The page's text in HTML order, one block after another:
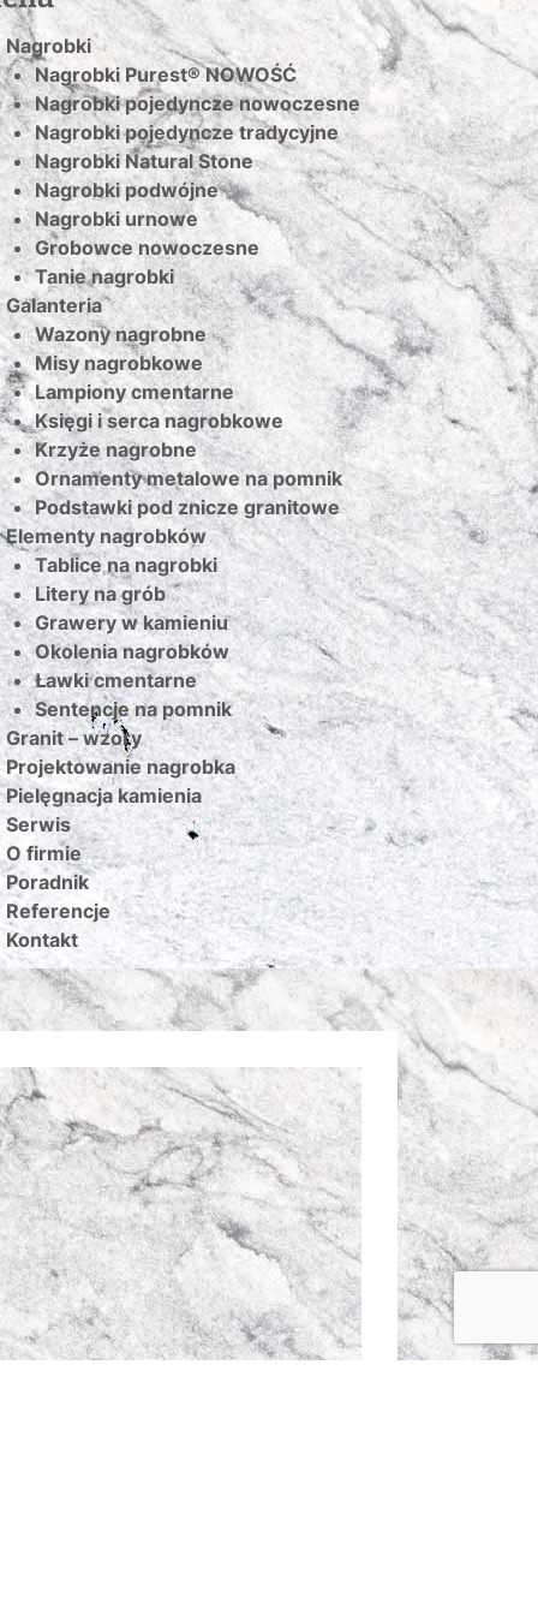
Nagrobki
Nagrobki Purest® NOWOŚĆ
Nagrobki pojedyncze nowoczesne
Nagrobki pojedyncze tradycyjne
Nagrobki Natural Stone
Nagrobki podwójne
Nagrobki urnowe
Grobowce nowoczesne
Tanie nagrobki
Galanteria
Wazony nagrobne
Misy nagrobkowe
Lampiony cmentarne
Księgi i serca nagrobkowe
Krzyże nagrobne
Ornamenty metalowe na pomnik
Podstawki pod znicze granitowe
Elementy nagrobków
Tablice na nagrobki
Litery na grób
Grawery w kamieniu
Okolenia nagrobków
Ławki cmentarne
Sentencje na pomnik
Granit – wzory
Projektowanie nagrobka
Pielęgnacja kamienia
Serwis
O firmie
Poradnik
Referencje
Kontakt